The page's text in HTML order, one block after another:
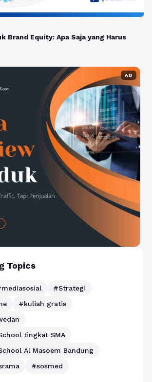
Brand Equity: Apa Saja yang Harus
AD
Topics
#Strategi
#kuliah gratis
tingkat SMA
Al Masoem Bandung
#sosmed